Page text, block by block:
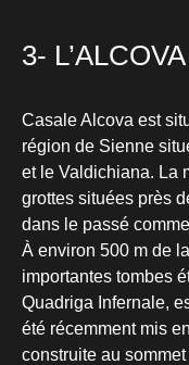
3- L’ALCOVA
Casale Alcova est
région de Sienne
et le Valdichiana. La
grottes situées près
dans le passé
À environ 500 m de
importantes tombes
Quadriga Infernale,
été récemment mis
construite au